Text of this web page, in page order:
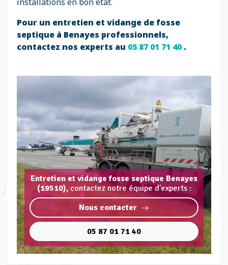
Pour un entretien et vidange de fosse
septique à Benayes professionnels,
contactez nos experts au 05 87 01 71 40.
Entretien et vidange fosse septique Benayes
(19510), contactez notre équipe d'experts :
Nous contacter
05 87 01 71 40